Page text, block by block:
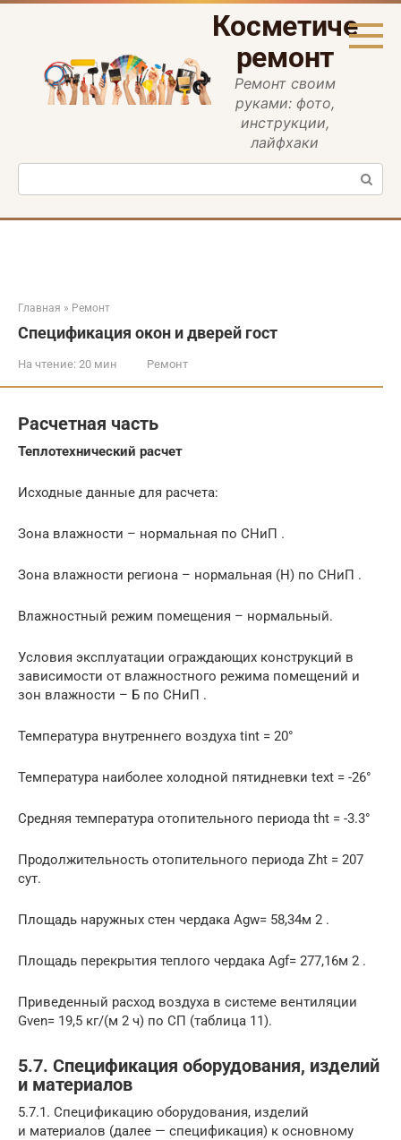
Перейти
ремонт
Ремонт своим
руками: фото,
инструкции,
лайфхаки
Поиск:
Главная » Ремонт
Спецификация окон и дверей гост
На чтение: 20 мин Ремонт
Расчетная часть
Теплотехнический расчет
Исходные данные для расчета:
Зона влажности – нормальная по СНиП .
Зона влажности региона – нормальная (Н) по СНиП .
Влажностный режим помещения – нормальный.
Условия эксплуатации ограждающих конструкций в
зависимости от влажностного режима помещений и
зон влажности – Б по СНиП .
Температура внутреннего воздуха tint = 20°
Температура наиболее холодной пятидневки text = -26°
Средняя температура отопительного периода tht = -3.3°
Продолжительность отопительного периода Zht = 207
сут.
Площадь наружных стен чердака Agw= 58,34м 2 .
Площадь перекрытия теплого чердака Аgf= 277,16м 2 .
Приведенный расход воздуха в системе вентиляции
Gven= 19,5 кг/(м 2 ч) по СП (таблица 11).
5.7. Спецификация оборудования, изделий
и материалов
5.7.1. Спецификацию оборудования, изделий
и материалов (далее — спецификация) к основному